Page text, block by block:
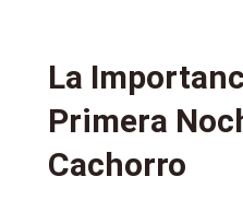
La
Primera
Cachorro